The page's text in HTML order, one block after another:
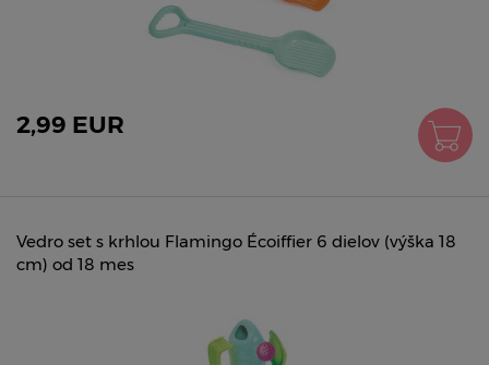
2,99 EUR
Vedro set s krhlou Flamingo Écoiffier 6 dielov (výška 18
cm) od 18 mes